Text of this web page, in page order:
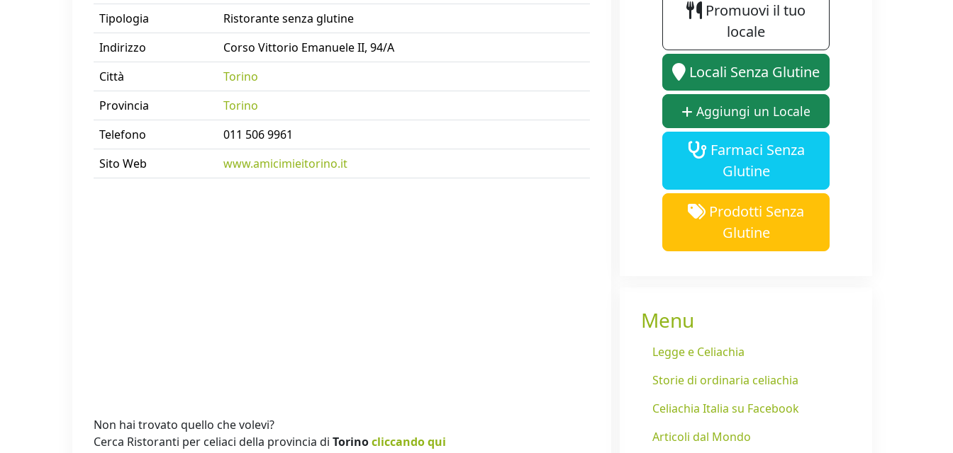
Tipologia
Ristorante senza glutine
Indirizzo
Corso Vittorio Emanuele II, 94/A
Città
Torino
Provincia
Torino
Telefono
011 506 9961
Sito Web
www.amicimieitorino.it
Non hai trovato quello che volevi?
Cerca Ristoranti per celiaci della provincia di Torinocliccando qui
Promuovi il tuo
locale
Locali Senza Glutine
Aggiungi un Locale
Farmaci Senza
Glutine
Prodotti Senza
Glutine
Menu
Legge e Celiachia
Storie di ordinaria celiachia
Celiachia Italia su Facebook
Articoli dal Mondo